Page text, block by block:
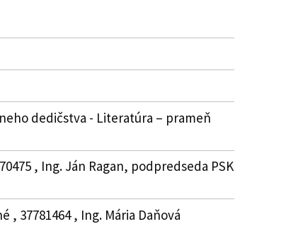
dedičstva - Literatúra – prameň
, Ing. Ján Ragan, podpredseda PSK
37781464 , Ing. Mária Daňová